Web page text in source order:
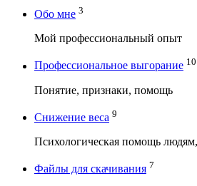
Обо мне 3
Мой профессиональный опыт
Профессиональное выгорание 10
Понятие, признаки, помощь
Снижение веса 9
Психологическая помощь
Файлы для скачивания 7